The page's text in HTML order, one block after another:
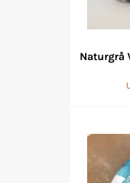
Naturgrå